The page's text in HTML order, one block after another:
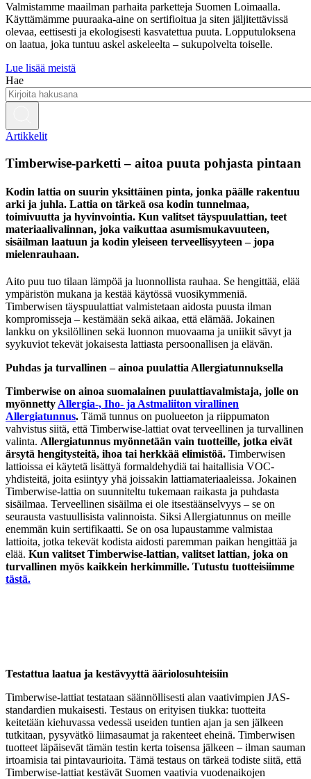
Valmistamme maailman parhaita parketteja Suomen Loimaalla.
Käyttämämme puuraaka-aine on sertifioitua ja siten jäljitettävissä
olevaa, eettisesti ja ekologisesti kasvatettua puuta. Lopputuloksena
on laatua, joka tuntuu askel askeleelta – sukupolvelta toiselle.
Lue lisää meistä
Hae
Artikkelit
Timberwise-parketti – aitoa puuta pohjasta pintaan
Kodin lattia on suurin yksittäinen pinta, jonka päälle rakentuu
arki ja juhla. Lattia on tärkeä osa kodin tunnelmaa,
toimivuutta ja hyvinvointia. Kun valitset täyspuulattian, teet
materiaalivalinnan, joka vaikuttaa asumismukavuuteen,
sisäilman laatuun ja kodin yleiseen terveellisyyteen – jopa
mielenrauhaan.
Aito puu tuo tilaan lämpöä ja luonnollista rauhaa. Se hengittää, elää
ympäristön mukana ja kestää käytössä vuosikymmeniä.
Timberwisen täyspuulattiat valmistetaan aidosta puusta ilman
kompromisseja – kestämään sekä aikaa, että elämää. Jokainen
lankku on yksilöllinen sekä luonnon muovaama ja uniikit sävyt ja
syykuviot tekevät jokaisesta lattiasta persoonallisen ja elävän.
Puhdas ja turvallinen – ainoa puulattia Allergiatunnuksella
Timberwise on ainoa suomalainen puulattiavalmistaja, jolle on
myönnetty Allergia-, Iho- ja Astmaliiton virallinen
Allergiatunnus. Tämä tunnus on puolueeton ja riippumaton
vahvistus siitä, että Timberwise-lattiat ovat terveellinen ja turvallinen
valinta. Allergiatunnus myönnetään vain tuotteille, jotka eivät
ärsytä hengitysteitä, ihoa tai herkkää elimistöä. Timberwisen
lattioissa ei käytetä lisättyä formaldehydiä tai haitallisia VOC-
yhdisteitä, joita esiintyy yhä joissakin lattiamateriaaleissa. Jokainen
Timberwise-lattia on suunniteltu tukemaan raikasta ja puhdasta
sisäilmaa. Terveellinen sisäilma ei ole itsestäänselvyys – se on
seurausta vastuullisista valinnoista. Siksi Allergiatunnus on meille
enemmän kuin sertifikaatti. Se on osa lupaustamme valmistaa
lattioita, jotka tekevät kodista aidosti paremman paikan hengittää ja
elää. Kun valitset Timberwise-lattian, valitset lattian, joka on
turvallinen myös kaikkein herkimmille. Tutustu tuotteisiimme
tästä.
Testattua laatua ja kestävyyttä ääriolosuhteisiin
Timberwise-lattiat testataan säännöllisesti alan vaativimpien JAS-
standardien mukaisesti. Testaus on erityisen tiukka: tuotteita
keitetään kiehuvassa vedessä useiden tuntien ajan ja sen jälkeen
tutkitaan, pysyvätkö liimasaumat ja rakenteet eheinä. Timberwisen
tuotteet läpäisevät tämän testin kerta toisensa jälkeen – ilman sauman
irtoamisia tai pintavaurioita. Tämä testaus on tärkeä todiste siitä, että
Timberwise-lattiat kestävät Suomen vaativia vuodenaikojen